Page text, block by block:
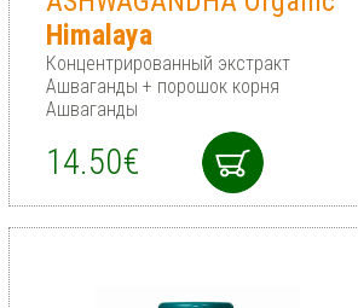
Himalaya
Концентрированный экстракт
Ашваганды + порошок корня
Ашваганды
14.50€